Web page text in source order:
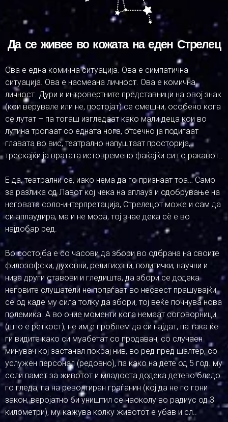
Да се живее во кожата на еден Стрелец
Ова е една комична ситуација. Ова е симпатична
ситуација. Ова е насмеана личност. Ова е комична
личност. Дури и интровертните представници на овој знак
(кои верувале или не, постојат) се смешни, особено кога
се лутат – па тогаш изгледаат како мали деца кои во
лутина тропаат со едната нога, отсечно ја подигаат
главата во вис, театрално напуштаат просторија,
трескајќи ја вратата истовремено фаќајќи си го ракавот..
Е да, театрални се, иако нема да го признаат тоа… Само
за разлика од Лавот кој чека на аплауз и одобрување на
неговата соло-интерпретација, Стрелецот може и сам да
си аплаудира, ма и не мора, тој знае дека сè е во
најдобар ред.
Во состојба е со часови да збори во одбрана на своите
филозофски, духовни, религиозни, политички, научни и
низа други ставови и гледишта, да збори се додека
неговите слушатели не попаѓаат во несвест прашувајќи
се од каде му сила толку да збори, тој веќе почнува нова
полемика. А во оние моменти кога немаат соговорници
(што е реткост), не им е проблем да си најдат, па така ќе
ги видите како си муабетат со продавач, со случаен
минувач кој застанал покрај нив, во ред пред шалтер, со
услужен персонал (редовно), па како на дете од 5 год. му
соли памет за животот и младоста додека детево бледо
го гледа, па на револтиран граѓанин (кој да не го гони
закон, веројатно би уништил се наоколу во радиус од 3
километри), му кажува колку животот е убав и сл..